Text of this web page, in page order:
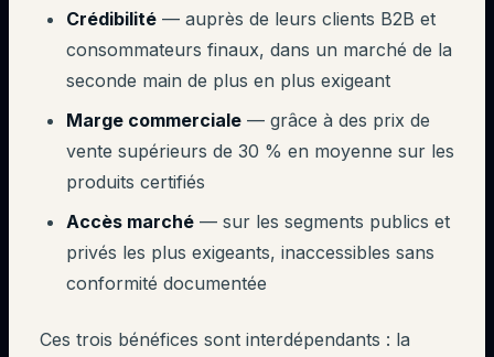
Crédibilité — auprès de leurs clients B2B et
consommateurs finaux, dans un marché de la
seconde main de plus en plus exigeant
Marge commerciale — grâce à des prix de
vente supérieurs de 30 % en moyenne sur les
produits certifiés
Accès marché — sur les segments publics et
privés les plus exigeants, inaccessibles sans
conformité documentée
Ces trois bénéfices sont interdépendants : la